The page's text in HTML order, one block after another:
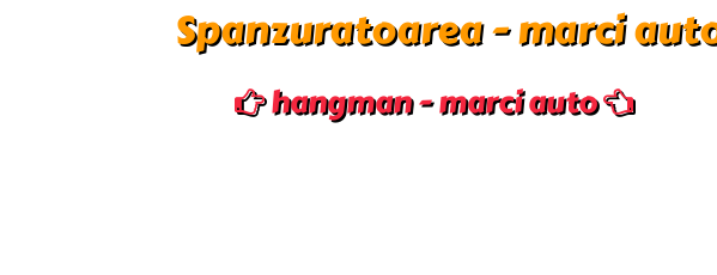
Spanzuratoarea - marci
hangman - marci auto